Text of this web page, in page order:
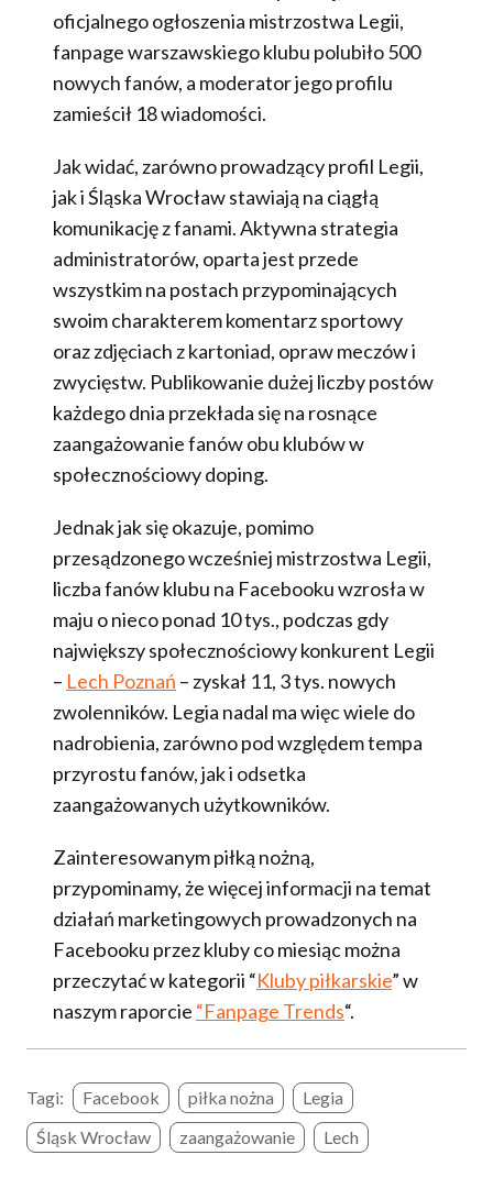
oficjalnego ogłoszenia mistrzostwa Legii,
fanpage warszawskiego klubu polubiło 500
nowych fanów, a moderator jego profilu
zamieścił 18 wiadomości.
Jak widać, zarówno prowadzący profil Legii,
jak i Śląska Wrocław stawiają na ciągłą
komunikację z fanami. Aktywna strategia
administratorów, oparta jest przede
wszystkim na postach przypominających
swoim charakterem komentarz sportowy
oraz zdjęciach z kartoniad, opraw meczów i
zwycięstw. Publikowanie dużej liczby postów
każdego dnia przekłada się na rosnące
zaangażowanie fanów obu klubów w
społecznościowy doping.
Jednak jak się okazuje, pomimo
przesądzonego wcześniej mistrzostwa Legii,
liczba fanów klubu na Facebooku wzrosła w
maju o nieco ponad 10 tys., podczas gdy
największy społecznościowy konkurent Legii
– Lech Poznań – zyskał 11, 3 tys. nowych
zwolenników. Legia nadal ma więc wiele do
nadrobienia, zarówno pod względem tempa
przyrostu fanów, jak i odsetka
zaangażowanych użytkowników.
Zainteresowanym piłką nożną,
przypominamy, że więcej informacji na temat
działań marketingowych prowadzonych na
Facebooku przez kluby co miesiąc można
przeczytać w kategorii “Kluby piłkarskie” w
naszym raporcie “Fanpage Trends“.
Tagi: Facebook piłka nożna
Legia
Śląsk Wrocław
zaangażowanie Lech